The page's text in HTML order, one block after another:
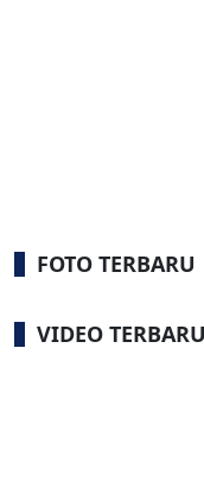
FOTO TERBARU
VIDEO TERBARU